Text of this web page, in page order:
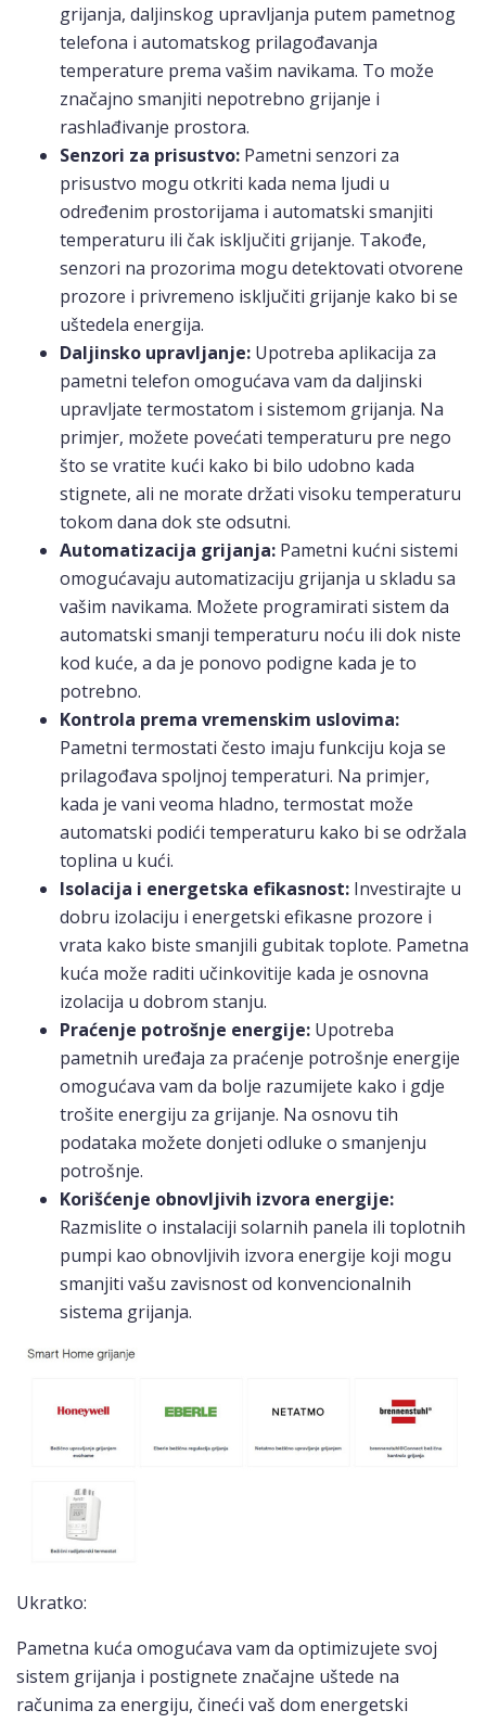
grijanja, daljinskog upravljanja putem pametnog
telefona i automatskog prilagođavanja
temperature prema vašim navikama. To može
značajno smanjiti nepotrebno grijanje i
rashlađivanje prostora.
Senzori za prisustvo: Pametni senzori za
prisustvo mogu otkriti kada nema ljudi u
određenim prostorijama i automatski smanjiti
temperaturu ili čak isključiti grijanje. Takođe,
senzori na prozorima mogu detektovati otvorene
prozore i privremeno isključiti grijanje kako bi se
uštedela energija.
Daljinsko upravljanje: Upotreba aplikacija za
pametni telefon omogućava vam da daljinski
upravljate termostatom i sistemom grijanja. Na
primjer, možete povećati temperaturu pre nego
što se vratite kući kako bi bilo udobno kada
stignete, ali ne morate držati visoku temperaturu
tokom dana dok ste odsutni.
Automatizacija grijanja: Pametni kućni sistemi
omogućavaju automatizaciju grijanja u skladu sa
vašim navikama. Možete programirati sistem da
automatski smanji temperaturu noću ili dok niste
kod kuće, a da je ponovo podigne kada je to
potrebno.
Kontrola prema vremenskim uslovima:
Pametni termostati često imaju funkciju koja se
prilagođava spoljnoj temperaturi. Na primjer,
kada je vani veoma hladno, termostat može
automatski podići temperaturu kako bi se održala
toplina u kući.
Isolacija i energetska efikasnost: Investirajte u
dobru izolaciju i energetski efikasne prozore i
vrata kako biste smanjili gubitak toplote. Pametna
kuća može raditi učinkovitije kada je osnovna
izolacija u dobrom stanju.
Praćenje potrošnje energije: Upotreba
pametnih uređaja za praćenje potrošnje energije
omogućava vam da bolje razumijete kako i gdje
trošite energiju za grijanje. Na osnovu tih
podataka možete donjeti odluke o smanjenju
potrošnje.
Korišćenje obnovljivih izvora energije:
Razmislite o instalaciji solarnih panela ili toplotnih
pumpi kao obnovljivih izvora energije koji mogu
smanjiti vašu zavisnost od konvencionalnih
sistema grijanja.
Ukratko:
Pametna kuća omogućava vam da optimizujete svoj
sistem grijanja i postignete značajne uštede na
računima za energiju, čineći vaš dom energetski